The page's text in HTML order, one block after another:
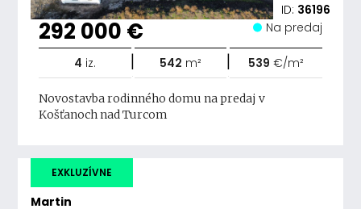
ID: 36196
292 000 € Na predaj
4 iz. | 542 m² | 539 €/m²
Novostavba rodinného domu na predaj v
Košťanoch nad Turcom
Martin
EXKLUZÍVNE